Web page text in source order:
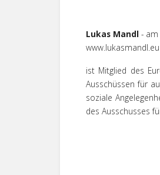
Lukas Mandl -
www.lukasmandl.eu
ist Mitglied des
Ausschüssen für
soziale
des Ausschusses